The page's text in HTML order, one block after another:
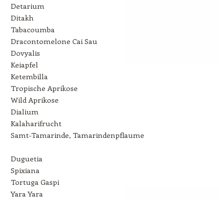
Detarium
Ditakh
Tabacoumba
Dracontomelone Cai Sau
Dovyalis
Keiapfel
Ketembilla
Tropische Aprikose
Wild Aprikose
Dialium
Kalaharifrucht
Samt-Tamarinde, Tamarindenpflaume
Duguetia
Spixiana
Tortuga Gaspi
Yara Yara